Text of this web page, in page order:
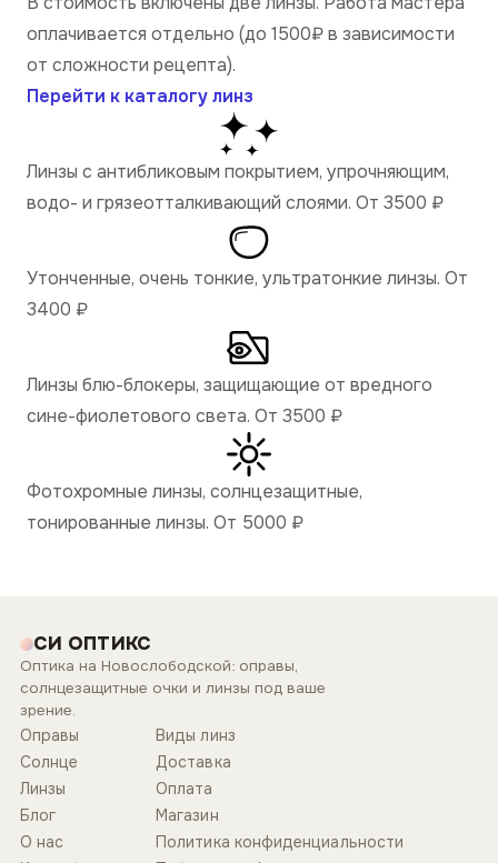
оплачивается отдельно (до 1500₽ в зависимости
от сложности рецепта).
Перейти к каталогу линз
Линзы с антибликовым покрытием, упрочняющим,
водо- и грязеотталкивающий слоями. От 3500 ₽
Утонченные, очень тонкие, ультратонкие линзы. От
3400 ₽
Линзы блю-блокеры, защищающие от вредного
сине-фиолетового света. От 3500 ₽
Фотохромные линзы, солнцезащитные,
тонированные линзы. От 5000 ₽
СИ ОПТИКС
Оптика на Новослободской: оправы,
солнцезащитные очки и линзы под ваше
зрение.
Оправы
Солнце
Линзы
Блог
О нас
Виды линз
Доставка
Оплата
Магазин
Политика конфиденциальности